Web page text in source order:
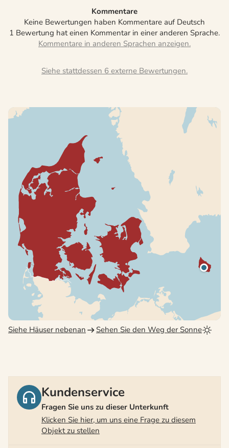
Kommentare
Keine Bewertungen haben Kommentare auf Deutsch
1 Bewertung hat einen Kommentar in einer anderen Sprache.
Siehe stattdessen 6 externe Bewertungen.
Siehe Häuser nebenan Sehen Sie den Weg der Sonne
Kundenservice
Fragen Sie uns zu dieser Unterkunft
Klicken Sie hier, um uns eine Frage zu diesem
Objekt zu stellen